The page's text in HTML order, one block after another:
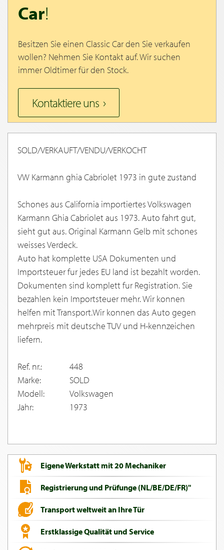
Car!
Besitzen Sie einen Classic Car den Sie verkaufen
wollen? Nehmen Sie Kontakt auf. Wir suchen
immer Oldtimer für den Stock.
Kontaktiere uns
SOLD/VERKAUFT/VENDU/VERKOCHT
VW Karmann ghia Cabriolet 1973 in gute zustand
Schones aus California importiertes Volkswagen
Karmann Ghia Cabriolet aus 1973. Auto fahrt gut,
sieht gut aus. Original Karmann Gelb mit schones
weisses Verdeck.
Auto hat komplette USA Dokumenten und
Importsteuer fur jedes EU land ist bezahlt worden.
Dokumenten sind komplett fur Registration. Sie
bezahlen kein Importsteuer mehr. Wir konnen
helfen mit Transport.Wir konnen das Auto gegen
mehrpreis mit deutsche TUV und H-kennzeichen
liefern.
Ref. nr.:
448
Marke:
SOLD
Modell:
Volkswagen
Jahr:
1973
Eigene Werkstatt mit 20 Mechaniker
Registrierung und Prüfunge (NL/BE/DE/FR)"
Transport weltweit an Ihre Tür
Erstklassige Qualität und Service